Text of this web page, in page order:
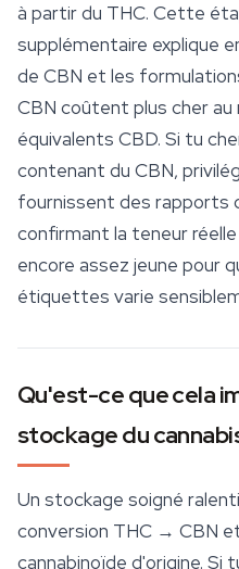
à partir du THC. Cette
supplémentaire explique
de CBN et les
CBN coûtent plus cher au
équivalents CBD. Si tu
contenant du CBN,
fournissent des rapports
confirmant la teneur
encore assez jeune pour
étiquettes varie
Qu'est-ce que cela
stockage du
Un stockage soigné
conversion THC → CBN
cannabinoïde d'origine. Si